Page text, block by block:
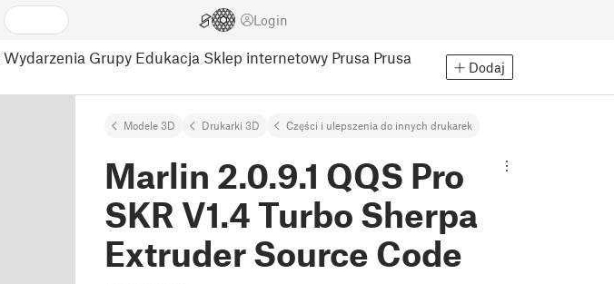
Login
Wydarzenia Grupy Edukacja Sklep internetowy Prusa Prusa
Dodaj
Modele 3D Drukarki 3D Części i ulepszenia do innych drukarek
Marlin 2.0.9.1 QQS Pro
SKR V1.4 Turbo Sherpa
Extruder Source Code